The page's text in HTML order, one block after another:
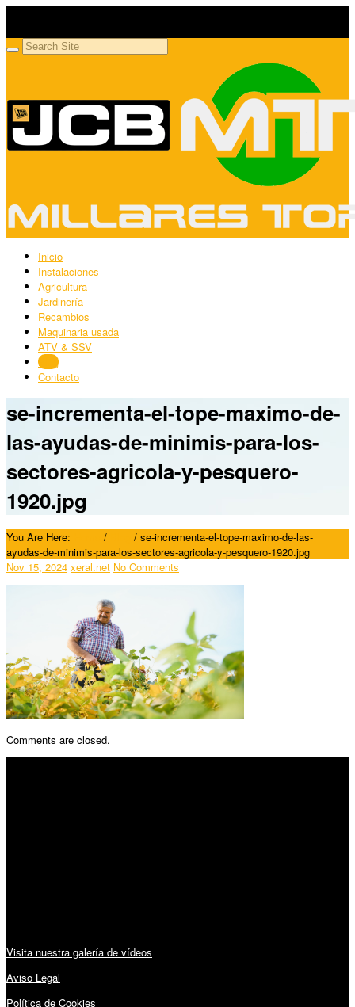
Inicio
Instalaciones
Agricultura
Jardinería
Recambios
Maquinaria usada
ATV & SSV
Blog
Contacto
se-incrementa-el-tope-maximo-de-
las-ayudas-de-minimis-para-los-
sectores-agricola-y-pesquero-
1920.jpg
You Are Here: / / se-incrementa-el-tope-maximo-de-las-
ayudas-de-minimis-para-los-sectores-agricola-y-pesquero-1920.jpg
Nov 15, 2024 xeral.net No Comments
Comments are closed.
Visita nuestra galería de vídeos
Aviso Legal
Política de Cookies